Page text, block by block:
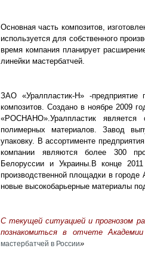
Основная часть композитов,
используется для собственного
время компания планирует
линейки мастербатчей.
ЗАО «Уралпластик-Н» -предприятие
композитов. Создано в ноябре 2009
«РОСНАНО».Уралпластик
полимерных материалов. Завод
упаковку. В ассортименте
компании являются более 300
Белоруссии и Украины.В конце
производственной площадки в
новые высокобарьерные материалы
С текущей ситуацией и прогнозом
познакомиться в отчете
мастербатчей в России»